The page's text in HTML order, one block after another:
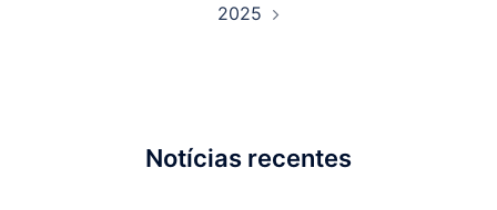
2025
Notícias recentes